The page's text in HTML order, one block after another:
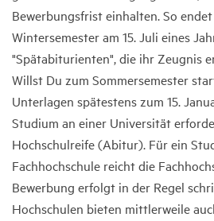
Bewerbungsfrist einhalten. So
Wintersemester am 15. Juli eines
"Spätabiturienten", die ihr Zeugnis
Willst Du zum Sommersemester
Unterlagen spätestens zum 15.
Studium an einer Universität
Hochschulreife (Abitur). Für ein
Fachhochschule reicht die
Bewerbung erfolgt in der Regel
Hochschulen bieten mittlerweile